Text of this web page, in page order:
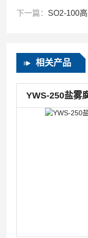
下一篇： SO2-100
相关产品